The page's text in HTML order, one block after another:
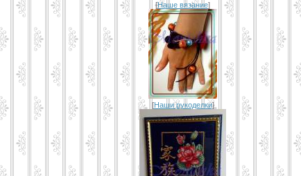
[Наше вязание]
[Наши рукоделки]